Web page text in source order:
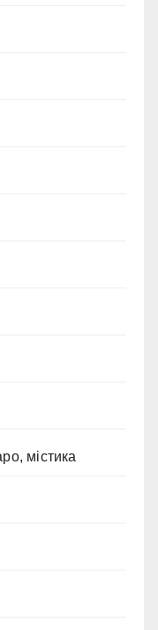
містика